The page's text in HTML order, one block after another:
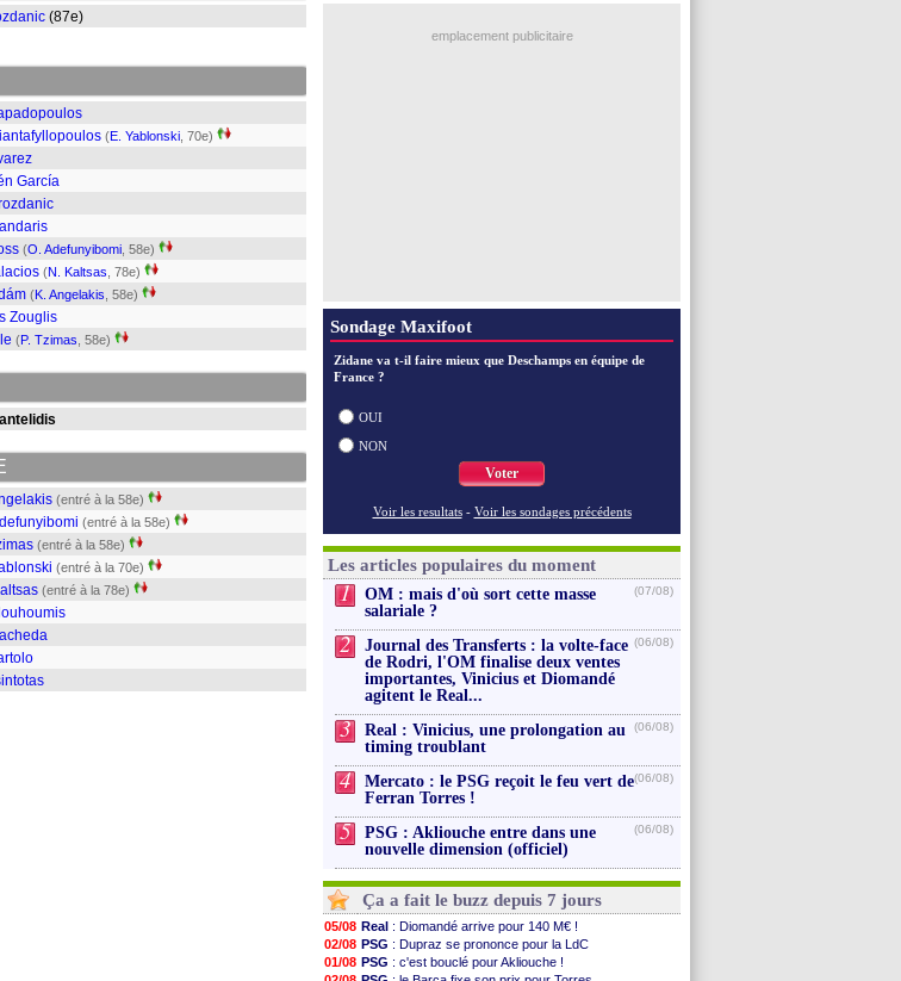
(87e)
(E. Yablonski , 70e)
García
(O. Adefunyibomi , 58e)
(N. Kaltsas , 78e)
(K. Angelakis , 58e)
Zouglis
(P. Tzimas , 58e)
(entré à la 58e)
(entré à la 58e)
(entré à la 58e)
(entré à la 70e)
(entré à la 78e)
: Naples vise Gabriel Jesus
emplacement publicitaire
Sondage Maxifoot
Zidane va t-il faire mieux que Deschamps en équipe de
France ?
OUI
NON
Voter
Voir les resultats - Voir les sondages précédents
Les articles populaires du moment
1
OM : mais d'où sort cette masse
salariale ?
(07/08)
2
Journal des Transferts : la volte-face
de Rodri, l'OM finalise deux ventes
importantes, Vinicius et Diomandé
agitent le Real...
(06/08)
3
Real : Vinicius, une prolongation au
timing troublant
(06/08)
4
Mercato : le PSG reçoit le feu vert de
Ferran Torres !
(06/08)
5
PSG : Akliouche entre dans une
nouvelle dimension (officiel)
(06/08)
Ça a fait le buzz depuis 7 jours
05/08 Real : Diomandé arrive pour 140 M€ !
02/08 PSG : Dupraz se prononce pour la LdC
01/08 PSG : c'est bouclé pour Akliouche !